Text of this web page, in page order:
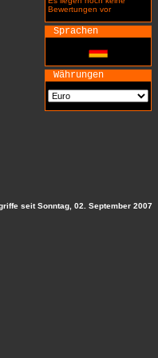
Bewertungen vor
Sprachen
Währungen
seit Sonntag, 02. September 2007